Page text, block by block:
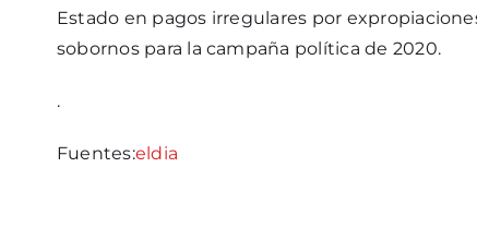
Estado en pagos irregulares por
sobornos para la campaña política de 2020.
.
Fuentes:eldia